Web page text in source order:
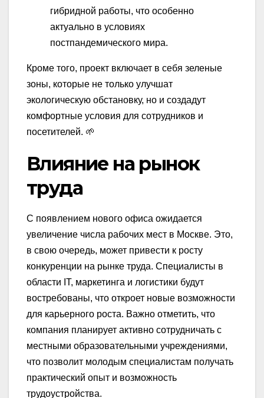
гибридной работы, что особенно
актуально в условиях
постпандемического мира.
Кроме того, проект включает в себя зеленые
зоны, которые не только улучшат
экологическую обстановку, но и создадут
комфортные условия для сотрудников и
посетителей. 🌱
Влияние на рынок
труда
С появлением нового офиса ожидается
увеличение числа рабочих мест в Москве. Это,
в свою очередь, может привести к росту
конкуренции на рынке труда. Специалисты в
области IT, маркетинга и логистики будут
востребованы, что откроет новые возможности
для карьерного роста. Важно отметить, что
компания планирует активно сотрудничать с
местными образовательными учреждениями,
что позволит молодым специалистам получать
практический опыт и возможность
трудоустройства.